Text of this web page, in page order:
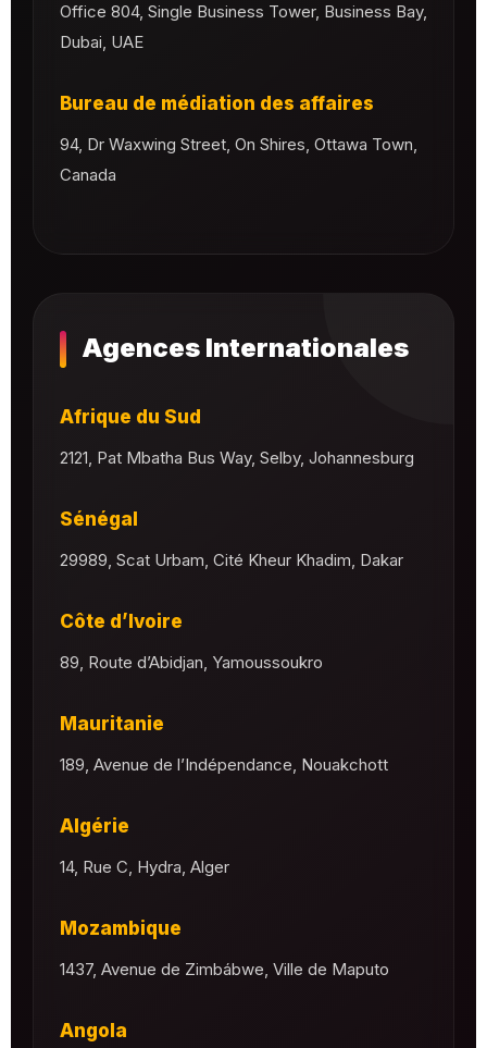
Office 804, Single Business Tower, Business Bay,
Dubai, UAE
Bureau de médiation des affaires
94, Dr Waxwing Street, On Shires, Ottawa Town,
Canada
Agences Internationales
Afrique du Sud
2121, Pat Mbatha Bus Way, Selby, Johannesburg
Sénégal
29989, Scat Urbam, Cité Kheur Khadim, Dakar
Côte d’Ivoire
89, Route d’Abidjan, Yamoussoukro
Mauritanie
189, Avenue de l’Indépendance, Nouakchott
Algérie
14, Rue C, Hydra, Alger
Mozambique
1437, Avenue de Zimbábwe, Ville de Maputo
Angola